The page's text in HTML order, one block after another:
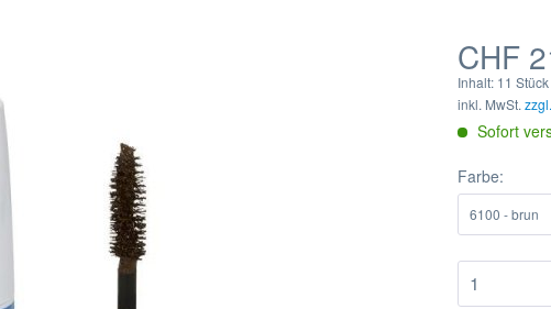
CHF
Inhalt: 11
inkl. MwSt.
Sofort
Farbe: